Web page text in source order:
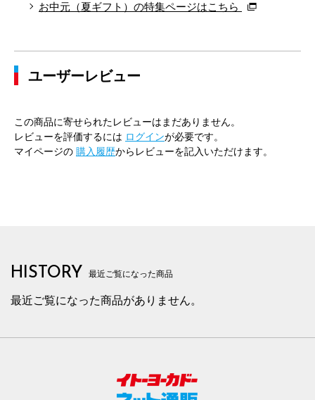
お中元（夏ギフト）の特集ページはこちら
ユーザーレビュー
この商品に寄せられたレビューはまだありません。
レビューを評価するには ログインが必要です。
マイページの 購入履歴からレビューを記入いただけます。
HISTORY 最近ご覧になった商品
最近ご覧になった商品がありません。